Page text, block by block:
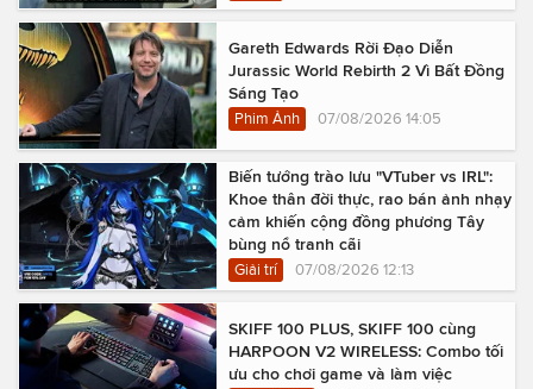
Gareth Edwards Rời Đạo Diễn
Jurassic World Rebirth 2 Vì Bất Đồng
Sáng Tạo
Phim Ảnh 07/08/2026 14:05
Biến tướng trào lưu "VTuber vs IRL":
Khoe thân đời thực, rao bán ảnh nhạy
cảm khiến cộng đồng phương Tây
bùng nổ tranh cãi
Giải trí 07/08/2026 12:13
SKIFF 100 PLUS, SKIFF 100 cùng
HARPOON V2 WIRELESS: Combo tối
ưu cho chơi game và làm việc